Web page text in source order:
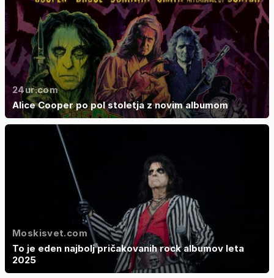
24ur.com
Alice Cooper po pol stoletja z novim albumom
Moskisvet.com
To je eden najbolj pričakovanih rock albumov leta
2025